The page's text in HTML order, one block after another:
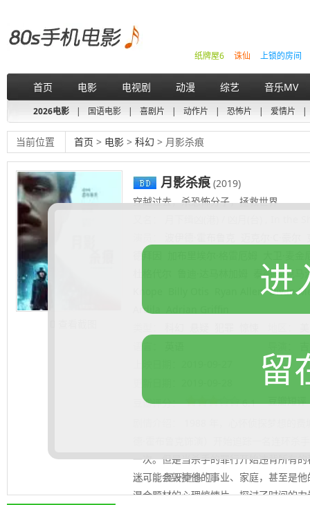
上锁的房间
诛仙
纸牌屋6
首页 电影 电视剧 动漫 综艺 音乐MV
2026电影 | 国语电影 | 喜剧片 | 动作片 | 恐怖片 | 爱情片 |
当前位置 首页 > 电影 > 科幻 > 月影杀痕
月影杀痕(2019)
穿越过去，杀恐怖分子，拯救世界
德拜因
泰德·麦克马
Ryan Allen Divan
Ardila
语言：
片长：
豆瓣评分：
6.1
豆瓣短评
一次。但是当杀手的罪行开始违背所有
迷可能会毁掉他的事业、家庭，甚至是
混合题材的心理惊悚片，探讨了时间的
.......... 展开更多
进
留